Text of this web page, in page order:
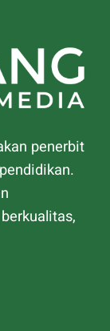
penerbit